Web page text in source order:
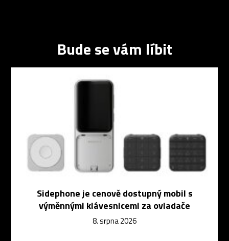
Bude se vám líbit
Sidephone je cenově dostupný mobil s
výměnnými klávesnicemi za ovladače
8. srpna 2026